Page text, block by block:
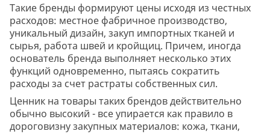
Такие бренды формируют цены исходя из честных
расходов: местное фабричное производство,
уникальный дизайн, закуп импортных тканей и
сырья, работа швей и кройщиц. Причем, иногда
основатель бренда выполняет несколько этих
функций одновременно, пытаясь сократить
расходы за счет растраты собственных сил.
Ценник на товары таких брендов действительно
обычно высокий - все упирается как правило в
дороговизну закупных материалов: кожа, ткани,